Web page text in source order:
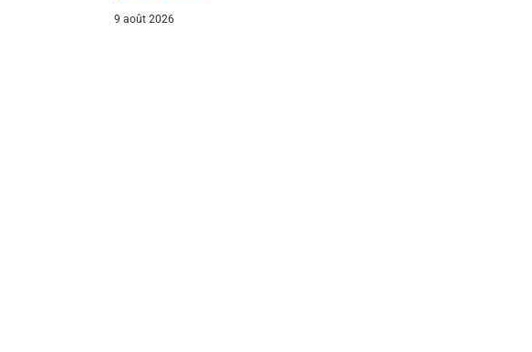
9 août 2026